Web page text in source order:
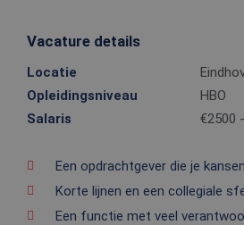
Vacature details
Locatie
Opleidingsniveau
HBO
Salaris
€2500
Een opdrachtgever die je
Korte lijnen en een collegiale
Een functie met veel